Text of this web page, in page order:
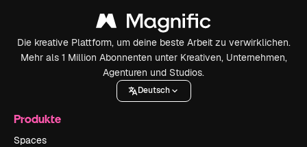
Die kreative Plattform, um deine beste Arbeit zu verwirklichen.
Mehr als 1 Million Abonnenten unter Kreativen, Unternehmen,
Agenturen und Studios.
Deutsch
Produkte
Spaces